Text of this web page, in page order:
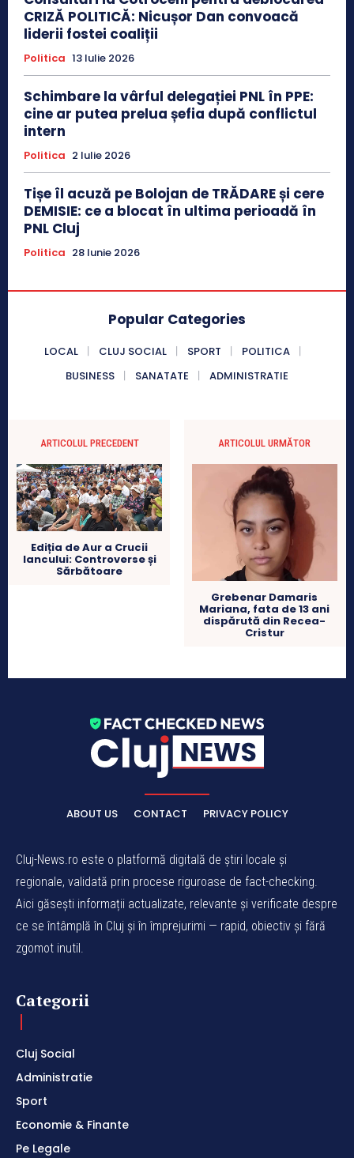
CRIZĂ POLITICĂ: Nicușor Dan convoacă
liderii fostei coaliții
Politica 13 Iulie 2026
Schimbare la vârful delegației PNL în PPE:
cine ar putea prelua șefia după conflictul
intern
Politica 2 Iulie 2026
Tișe îl acuză pe Bolojan de TRĂDARE și cere
DEMISIE: ce a blocat în ultima perioadă în
PNL Cluj
Politica 28 Iunie 2026
Popular Categories
LOCAL CLUJ SOCIAL SPORT
POLITICA
BUSINESS
SANATATE ADMINISTRATIE
ARTICOLUL PRECEDENT
Ediția de Aur a Crucii
Iancului: Controverse și
Sărbătoare
ARTICOLUL URMĂTOR
Grebenar Damaris
Mariana, fata de 13 ani
dispărută din Recea-
Cristur
ABOUT US CONTACT PRIVACY POLICY
Cluj-News.ro este o platformă digitală de știri locale și
regionale, validată prin procese riguroase de fact-checking.
Aici găsești informații actualizate, relevante și verificate despre
ce se întâmplă în Cluj și în împrejurimi — rapid, obiectiv și fără
zgomot inutil.
Categorii
Cluj Social
Administratie
Sport
Economie & Finante
Pe Legale